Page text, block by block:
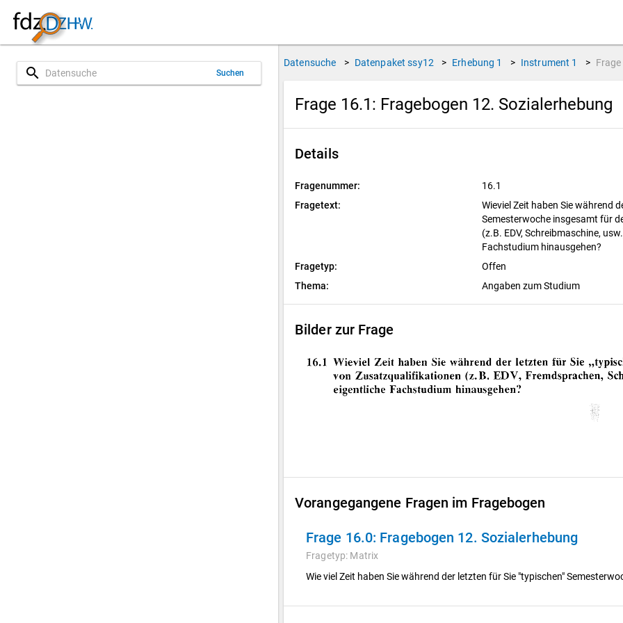
search Suchen
Datensuche > Datenpaket ssy12 > Erhebung 1 > Instrument 1 > Frage
Frage 16.1: Fragebogen 12. Sozialerhebung
Details
Fragenummer:
16.1
Fragetext:
Wieviel Zeit haben Sie während
Semesterwoche insgesamt für
(z.B. EDV, Schreibmaschine,
Fachstudium hinausgehen?
Fragetyp:
Offen
Thema:
Angaben zum Studium
Bilder zur Frage
Vorangegangene Fragen im Fragebogen
Frage 16.0: Fragebogen 12. Sozialerhebung
Fragetyp: Matrix
Wie viel Zeit haben Sie während der letzten für Sie "typischen"